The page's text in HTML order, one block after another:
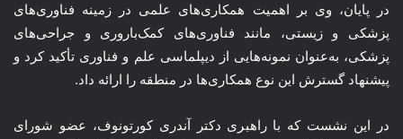
در پایان، وی بر اهمیت همکاری‌های علمی در زمینه فناوری‌های
پزشکی و زیستی، مانند فناوری‌های کمک‌باروری و جراحی‌های
پزشکی، به‌عنوان نمونه‌هایی از دیپلماسی علم و فناوری تأکید کرد و
پیشنهاد گسترش این نوع همکاری‌ها در منطقه را ارائه داد.
در این نشست که با راهبری دکتر آندری کورتونوف، عضو شورای